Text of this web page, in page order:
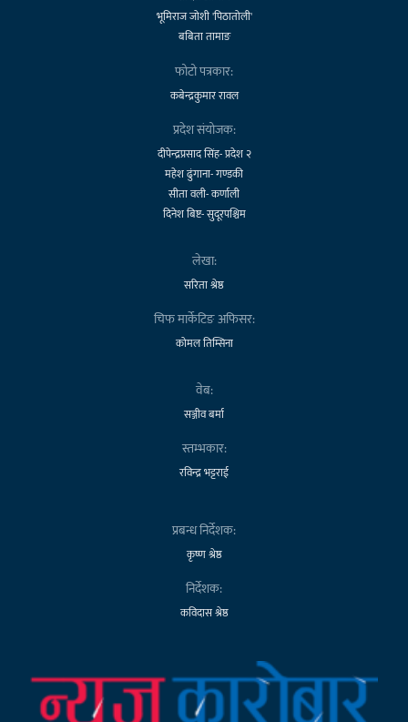
भूमिराज जोशी 'पिठातोली'
बबिता तामाङ
फोटो पत्रकार:
कबेन्द्रकुमार रावल
प्रदेश संयोजक:
दीपेन्द्रप्रसाद सिंह- प्रदेश २
महेश ढुंगाना- गण्डकी
सीता वली- कर्णाली
दिनेश बिष्ट- सुदूरपश्चिम
लेखा:
सरिता श्रेष्ठ
चिफ मार्केटिङ अफिसर:
कोमल तिम्सिना
वेब:
सञ्जीव बर्मा
स्तम्भकार:
रविन्द्र भट्टराई
प्रबन्ध निर्देशक:
कृष्ण श्रेष्ठ
निर्देशक:
कविदास श्रेष्ठ